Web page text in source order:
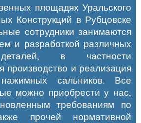
площадях Уральского
Конструкций в Рубцовске
сотрудники занимаются
и разработкой различных
в частности
производство и реализация
сальников. Все
можно приобрести у нас,
требованиям по
прочей нормативной